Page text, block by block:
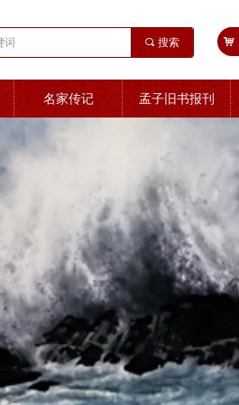
끠 搜索
名家传记 孟子旧书报刊
낙